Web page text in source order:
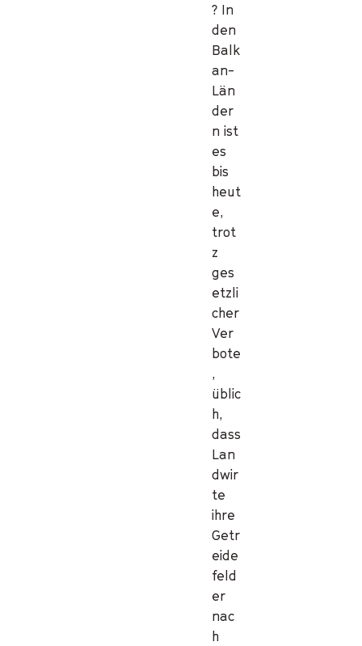
? In
den
Balk
an-
Län
der
n ist
es
bis
heut
e,
trot
z
ges
etzli
cher
Ver
bote
,
üblic
h,
dass
Lan
dwir
te
ihre
Getr
eide
feld
er
nac
h